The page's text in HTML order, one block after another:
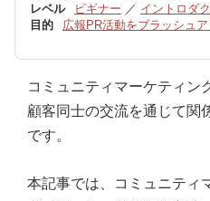
レベル
ビギナー ／ イントロダ
目的
広報PR活動をブラッシュ
コミュニティマーケティン
顧客同士の交流を通じて関
です。
本記事では、コミュニティ